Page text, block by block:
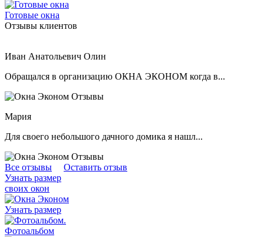
Готовые окна
Отзывы клиентов
Иван Анатольевич Олин
Обращался в организацию ОКНА ЭКОНОМ когда в...
Мария
Для своего небольшого дачного домика я нашл...
Все отзывы
Оставить отзыв
Узнать размер
своих окон
Узнать размер
.
Фотоальбом